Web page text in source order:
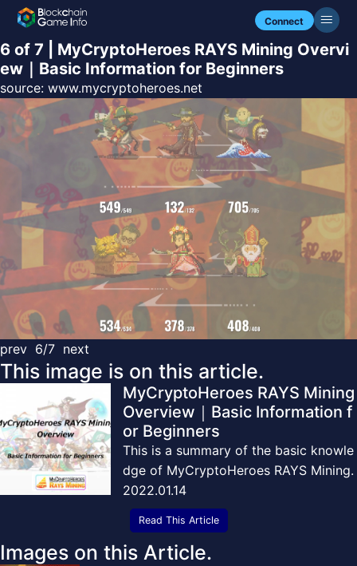
Connect
6 of 7 | MyCryptoHeroes RAYS Mining Overvi
ew｜Basic Information for Beginners
source: www.mycryptoheroes.net
prev 6/7 next
This image is on this article.
MyCryptoHeroes RAYS Mining
Overview｜Basic Information f
or Beginners
This is a summary of the basic knowle
dge of MyCryptoHeroes RAYS Mining.
2022.01.14
Read This Article
Images on this Article.